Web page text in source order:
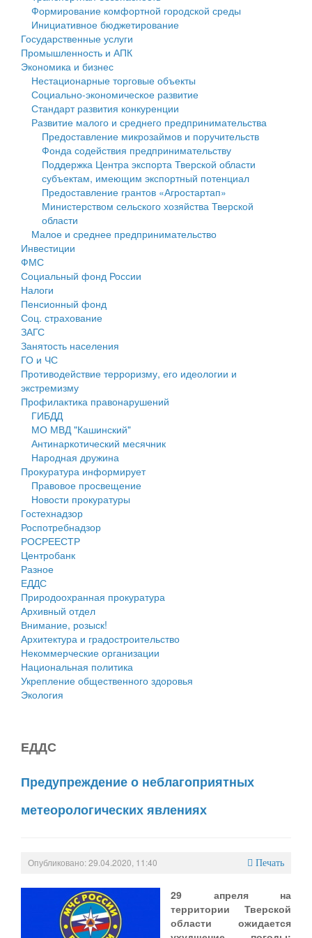
Государственные услуги
Промышленность и АПК
Экономика и бизнес
Символика
Устав
Гостям округа
Туризм
Культура
Образование
Здравоохранение
Социальная защита
Фотоальбом
муниципального округа Тверской области
Администрация Кашинского муниципального округа
Тверской области
Управление сельскими территориями
Открытые данные
Работа с обращениями граждан
Муниципальный контроль
Муниципальные услуги
Проекты административных регламентов
Антимонопольный комплаенс
Противодействие коррупции
Финансовое управление
Бюджет для граждан
Имущество
Выявление правообладателей ранее учтенных
объектов недвижимости
Имущественная поддержка субъектов малого и
среднего предпринимательства
Информационная поддержка субъектов малого и
среднего предпринимательства
Муниципальные программы
Контрольно-счетная палата
Персональные данные
Оценка регулирующего воздействия
Деятельность МУ
Нормативы градостроительного проектирования
Правила землепользования и застройки
Генеральные планы
Проекты планировки территории
Собрание депутатов
Городское поселение
Сельские поселения
Формирование комфортной городской среды
Инициативное бюджетирование
Государственные услуги
Промышленность и АПК
Экономика и бизнес
Нестационарные торговые объекты
Социально-экономическое развитие
Стандарт развития конкуренции
Развитие малого и среднего предпринимательства
Предоставление микрозаймов и поручительств
Фонда содействия предпринимательству
Поддержка Центра экспорта Тверской области
субъектам, имеющим экспортный потенциал
Предоставление грантов «Агростартап»
Министерством сельского хозяйства Тверской
области
Малое и среднее предпринимательство
Инвестиции
ФМС
Социальный фонд России
Налоги
Пенсионный фонд
Соц. страхование
ЗАГС
Занятость населения
ГО и ЧС
Противодействие терроризму, его идеологии и
экстремизму
Профилактика правонарушений
ГИБДД
МО МВД "Кашинский"
Антинаркотический месячник
Народная дружина
Прокуратура информирует
Правовое просвещение
Новости прокуратуры
Гостехнадзор
Роспотребнадзор
РОСРЕЕСТР
Центробанк
Разное
ЕДДС
Природоохранная прокуратура
Архивный отдел
Внимание, розыск!
Архитектура и градостроительство
Некоммерческие организации
Национальная политика
Укрепление общественного здоровья
Экология
ЕДДС
Предупреждение о неблагоприятных
метеорологических явлениях
Опубликовано: 29.04.2020, 11:40 Печать
29 апреля на
территории Тверской
области ожидается